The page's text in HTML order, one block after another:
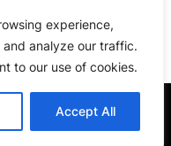
experience,
analyze our traffic.
to our use of cookies.
Accept All
WordPress